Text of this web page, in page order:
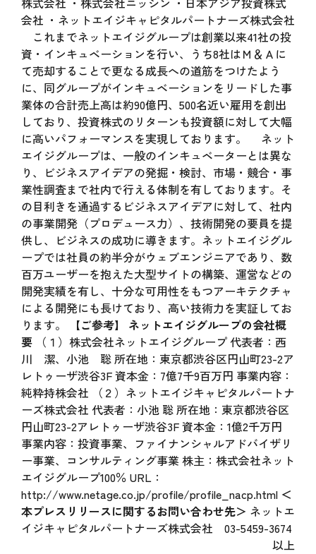
会社 ・ネットエイジキャピタルパートナーズ株式会社
これまでネットエイジグループは創業以来41社の投
資・インキュベーションを行い、うち8社はＭ＆Ａに
て売却することで更なる成長への道筋をつけたよう
に、同グループがインキュベーションをリードした事
業体の合計売上高は約90億円、500名近い雇用を創出
しており、投資株式のリターンも投資額に対して大幅
に高いパフォーマンスを実現しております。 ネット
エイジグループは、一般のインキュベーターとは異な
り、ビジネスアイデアの発掘・検討、市場・競合・事
業性調査まで社内で行える体制を有しております。そ
の目利きを通過するビジネスアイデアに対して、社内
の事業開発（プロデュース力）、技術開発の要員を提
供し、ビジネスの成功に導きます。ネットエイジグル
ープでは社員の約半分がウェブエンジニアであり、数
百万ユーザーを抱えた大型サイトの構築、運営などの
開発実績を有し、十分な可用性をもつアーキテクチャ
による開発にも長けており、高い技術力を実証してお
ります。
【ご参考】
ネットエイジグループの会社概
要（１）株式会社ネットエイジグループ 代表者：西
川 潔、小池 聡 所在地：東京都渋谷区円山町23-2ア
レトゥーザ渋谷3F 資本金：7億7千9百万円 事業内容：
純粋持株会社 （２）ネットエイジキャピタルパートナ
ーズ株式会社 代表者：小池 聡 所在地：東京都渋谷区
円山町23-2アレトゥーザ渋谷3F 資本金：1億2千万円
事業内容：投資事業、ファイナンシャルアドバイザリ
ー事業、コンサルティング事業 株主：株式会社ネット
エイジグループ100％ URL：
http://www.netage.co.jp/profile/profile_nacp.html ＜
本プレスリリースに関するお問い合わせ先＞ ネットエ
イジキャピタルパートナーズ株式会社 03-5459-3674
以上